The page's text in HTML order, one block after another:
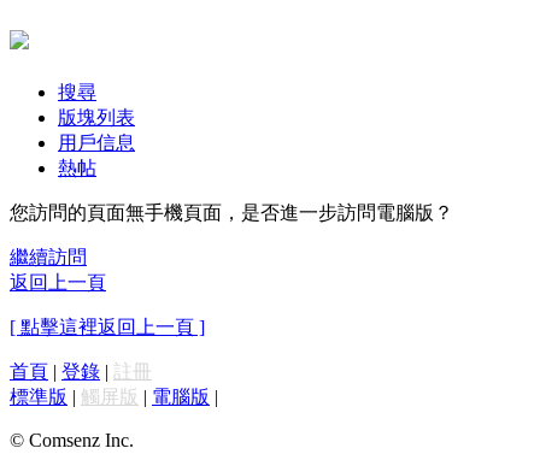
搜尋
版塊列表
用戶信息
熱帖
您訪問的頁面無手機頁面，是否進一步訪問電腦版？
繼續訪問
返回上一頁
[ 點擊這裡返回上一頁 ]
首頁 | 登錄 | 註冊
標準版 | 觸屏版 | 電腦版 |
© Comsenz Inc.